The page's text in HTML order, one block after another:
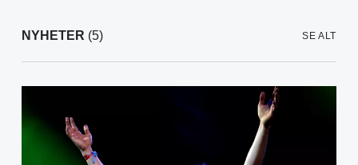
NYHETER (5) SE ALT